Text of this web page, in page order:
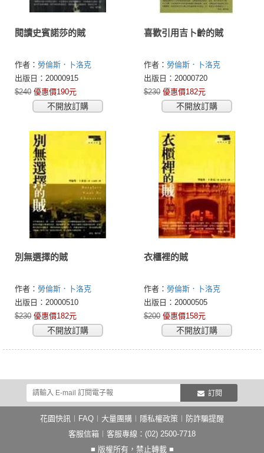
閱讀史賓諾莎的賊
作者： 勞倫斯．卜洛克
(Lawrence Block)
出版日：20000915
$240 優惠價190元
不開放訂購
喜歡引用吉卜齡的賊
作者： 勞倫斯．卜洛克
(Lawrence Block)
出版日：20000720
$230 優惠價182元
不開放訂購
別無選擇的賊
作者： 勞倫斯．卜洛克
(Lawrence Block)
出版日：20000510
$230 優惠價182元
不開放訂購
衣櫃裡的賊
作者： 勞倫斯．卜洛克
(Lawrence Block)
出版日：20000505
$200 優惠價158元
不開放訂購
訂閱
花園快訊 FAQ 大量團購 隱私權政策
防詐騙提醒
客服信箱 ︱客服專線：(02) 2500-7718
■ 版權所有，禁止轉載 ■